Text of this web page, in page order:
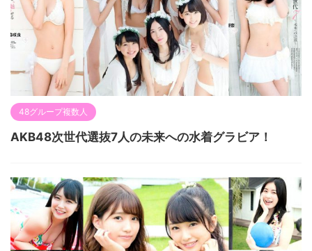
48グループ複数人
AKB48次世代選抜7人の未来への水着グラビア！